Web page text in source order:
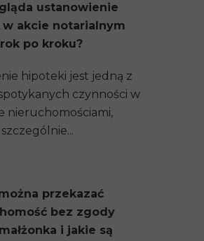
ustanowienie
akcie notarialnym
po kroku?
hipoteki jest jedną z
czynności w
nieruchomościami,
szczególnie...
przekazać
bez zgody
i jakie są